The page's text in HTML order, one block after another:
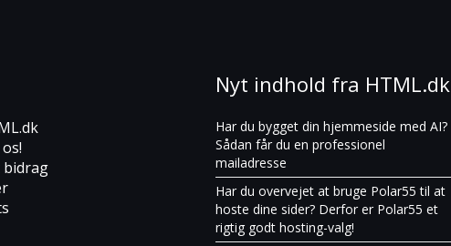
bidrag
Nyt indhold fra HTML.dk
Har du bygget din hjemmeside med AI?
Sådan får du en professionel
mailadresse
Har du overvejet at bruge Polar55 til at
hoste dine sider? Derfor er Polar55 et
rigtig godt hosting-valg!